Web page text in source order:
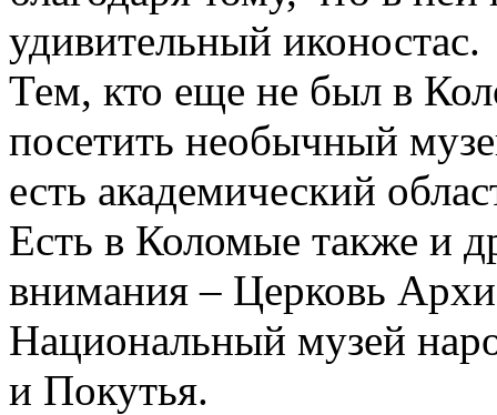
удивительный иконостас.
Тем, кто еще не был в
посетить необычный
есть академический
Есть в Коломые также и
внимания – Церковь
Национальный музей
и Покутья.